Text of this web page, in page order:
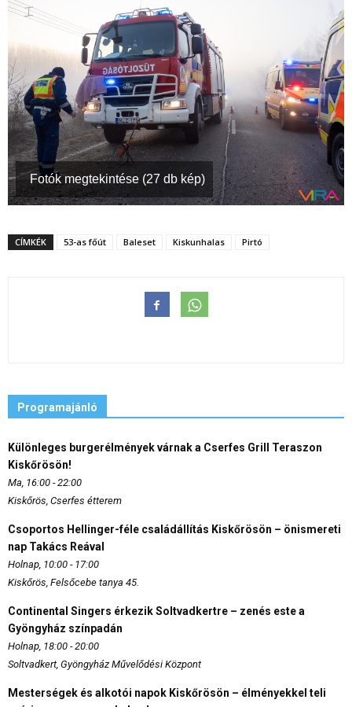
Fotók megtekintése (27 db kép)
CÍMKÉK 53-as főút Baleset Kiskunhalas Pirtó
Programajánló
Különleges burgerélmények várnak a Cserfes Grill Teraszon
Kiskőrösön!
Ma, 16:00 - 22:00
Kiskőrös, Cserfes étterem
Csoportos Hellinger-féle családállítás Kiskőrösön – önismereti
nap Takács Reával
Holnap, 10:00 - 17:00
Kiskőrös, Felsőcebe tanya 45.
Continental Singers érkezik Soltvadkertre – zenés este a
Gyöngyház színpadán
Holnap, 18:00 - 20:00
Soltvadkert, Gyöngyház Művelődési Központ
Mesterségek és alkotói napok Kiskőrösön – élményekkel teli